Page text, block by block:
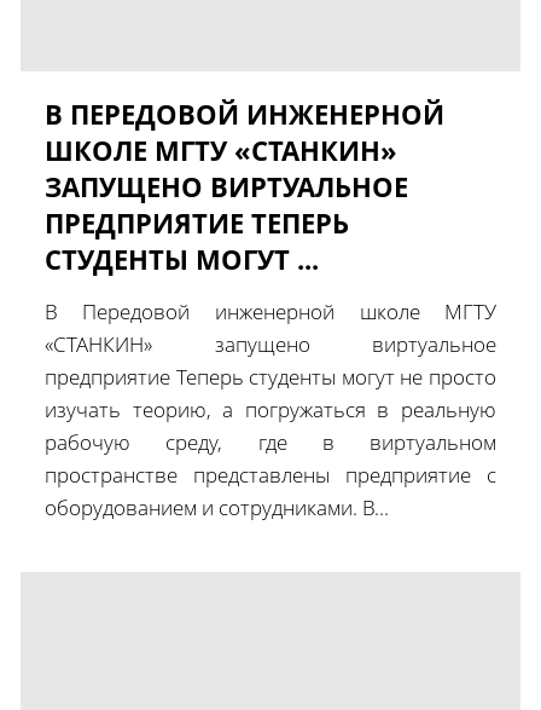
В ПЕРЕДОВОЙ ИНЖЕНЕРНОЙ
ШКОЛЕ МГТУ «СТАНКИН»
ЗАПУЩЕНО ВИРТУАЛЬНОЕ
ПРЕДПРИЯТИЕ ТЕПЕРЬ
СТУДЕНТЫ МОГУТ ...
В Передовой инженерной школе МГТУ
«СТАНКИН» запущено виртуальное
предприятие Теперь студенты могут не просто
изучать теорию, а погружаться в реальную
рабочую среду, где в виртуальном
пространстве представлены предприятие с
оборудованием и сотрудниками. В...